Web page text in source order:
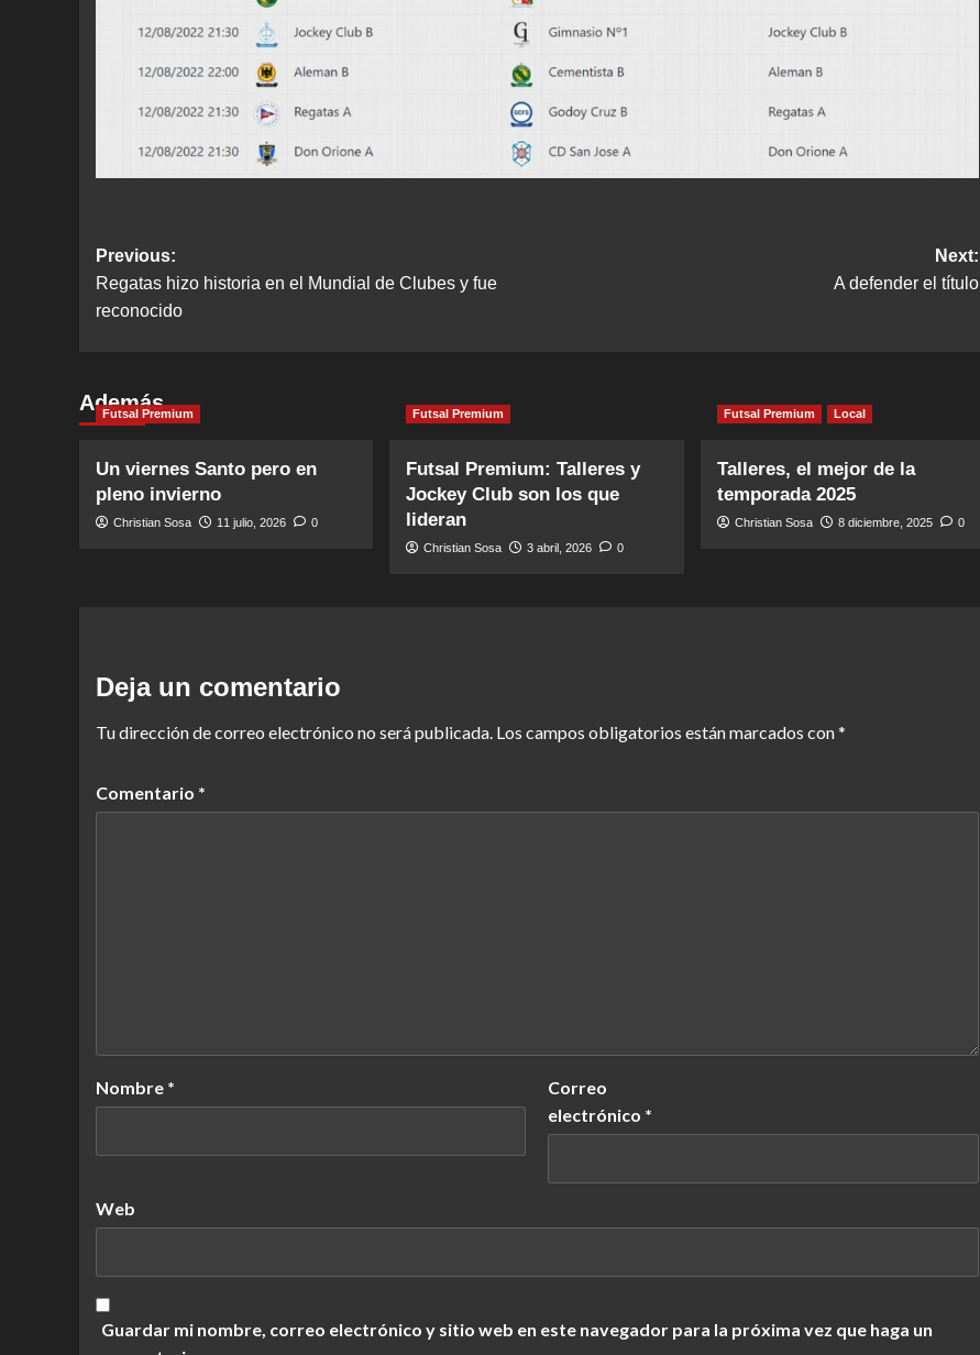
Post
navigation
Previous:
Regatas hizo historia en el Mundial de Clubes y fue
reconocido
Next:
A defender el título
Además
Futsal Premium
Un viernes Santo pero en
pleno invierno
Christian Sosa 11 julio, 2026 0
Futsal Premium
Futsal Premium: Talleres y
Jockey Club son los que
lideran
Christian Sosa 3 abril, 2026 0
Futsal Premium Local
Talleres, el mejor de la
temporada 2025
Christian Sosa 8 diciembre, 2025 0
Deja un comentario
Tu dirección de correo electrónico no será publicada. Los campos obligatorios están marcados con*
Comentario *
Nombre *
Correo
electrónico *
Web
Guardar mi nombre, correo electrónico y sitio web en este navegador para la próxima vez que haga un